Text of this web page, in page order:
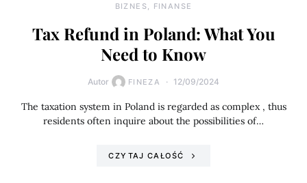
BIZNES, FINANSE
Tax Refund in Poland: What You
Need to Know
Autor FINEZA 12/09/2024
The taxation system in Poland is regarded as complex , thus
residents often inquire about the possibilities of…
CZYTAJ CAŁOŚĆ